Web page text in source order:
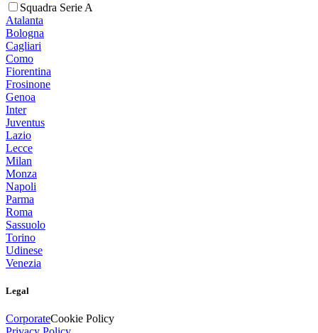
Squadra Serie A
Atalanta
Bologna
Cagliari
Como
Fiorentina
Frosinone
Genoa
Inter
Juventus
Lazio
Lecce
Milan
Monza
Napoli
Parma
Roma
Sassuolo
Torino
Udinese
Venezia
Legal
CorporateCookie Policy